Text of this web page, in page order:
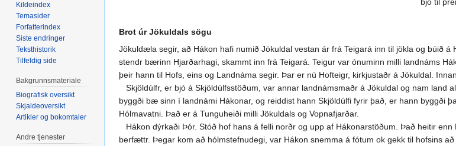
bjó til
Brot úr Jökuldals sögu
Jökuldæla segir, að Hákon hafi numið Jökuldal vestan ár frá Teigará inn til jökla og búið
stendr bærinn Hjarðarhagi, skammt inn frá Teigará. Teigur var ónuminn milli landnáms
þeir hann til Hofs, eins og Landnáma segir. Þar er nú Hofteigr, kirkjustaðr á Jökuldal.
Skjöldúlfr, er bjó á Skjöldúlfsstöðum, var annar landnámsmaðr á Jökuldal og nam land
byggði bæ sinn í landnámi Hákonar, og reiddist hann Skjöldúlfi fyrir það, er hann byggði
Hólmavatni. Það er á Tunguheiði milli Jökuldals og Vopnafjarðar.
Hákon dýrkaði Þór. Stóð hof hans á felli norðr og upp af Hákonarstöðum. Það heitir
berfættr. Þegar kom að hólmstefnudegi, var Hákon snemma á fótum ok gekk til hofsins
Kildeindex
Temasider
Forfatterindex
Siste endringer
Teksthistorik
Tilfeldig side
Bakgrunnsmateriale
Biografisk oversikt
Skjaldeoversikt
Artikler og bokomtaler
Andre tjenester